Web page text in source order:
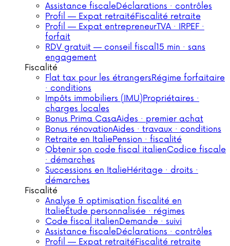
Assistance fiscaleDéclarations · contrôles
Profil — Expat retraitéFiscalité retraite
Profil — Expat entrepreneurTVA · IRPEF ·
forfait
RDV gratuit — conseil fiscal15 min · sans
engagement
Fiscalité
Flat tax pour les étrangersRégime forfaitaire
· conditions
Impôts immobiliers (IMU)Propriétaires ·
charges locales
Bonus Prima CasaAides · premier achat
Bonus rénovationAides · travaux · conditions
Retraite en ItaliePension · fiscalité
Obtenir son code fiscal italienCodice fiscale
· démarches
Successions en ItalieHéritage · droits ·
démarches
Fiscalité
Analyse & optimisation fiscalité en
ItalieÉtude personnalisée · régimes
Code fiscal italienDemande · suivi
Assistance fiscaleDéclarations · contrôles
Profil — Expat retraitéFiscalité retraite